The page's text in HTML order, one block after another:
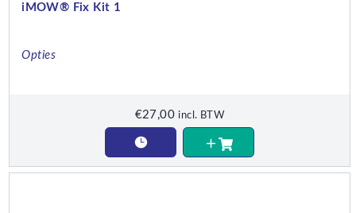
iMOW® Fix Kit 1
Opties
€27,00 incl. BTW